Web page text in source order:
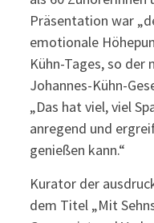
Präsentation war
emotionale
Kühn-Tages, so der
Johannes-Kühn-
„Das hat viel, viel
anregend und
genießen kann.“
Kurator der
dem Titel „Mit